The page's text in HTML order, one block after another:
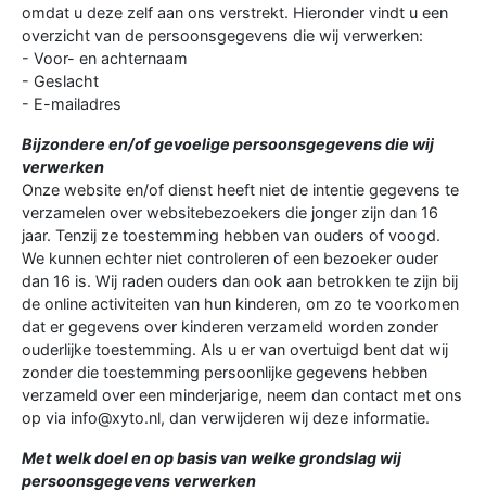
omdat u deze zelf aan ons verstrekt. Hieronder vindt u een
overzicht van de persoonsgegevens die wij verwerken:
- Voor- en achternaam
- Geslacht
- E-mailadres
Bijzondere en/of gevoelige persoonsgegevens die wij
verwerken
Onze website en/of dienst heeft niet de intentie gegevens te
verzamelen over websitebezoekers die jonger zijn dan 16
jaar. Tenzij ze toestemming hebben van ouders of voogd.
We kunnen echter niet controleren of een bezoeker ouder
dan 16 is. Wij raden ouders dan ook aan betrokken te zijn bij
de online activiteiten van hun kinderen, om zo te voorkomen
dat er gegevens over kinderen verzameld worden zonder
ouderlijke toestemming. Als u er van overtuigd bent dat wij
zonder die toestemming persoonlijke gegevens hebben
verzameld over een minderjarige, neem dan contact met ons
op via info@xyto.nl, dan verwijderen wij deze informatie.
Met welk doel en op basis van welke grondslag wij
persoonsgegevens verwerken